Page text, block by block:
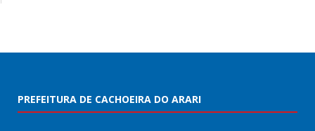
PREFEITURA DE CACHOEIRA DO ARARI